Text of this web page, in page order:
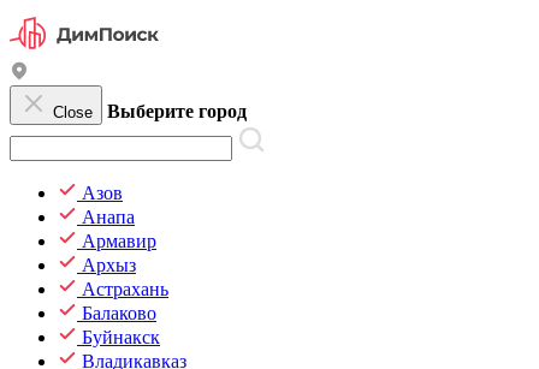
Close Выберите город
Азов
Анапа
Армавир
Архыз
Астрахань
Балаково
Буйнакск
Владикавказ